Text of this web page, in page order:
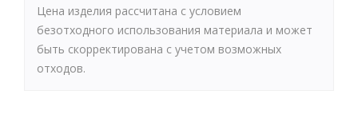
Цена изделия рассчитана с условием
безотходного использования материала и может
быть скорректирована с учетом возможных
отходов.